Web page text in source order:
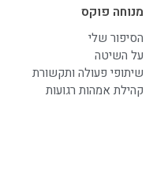
מנוחה פוקס
הסיפור שלי
על השיטה
שיתופי פעולה ותקשורת
קהילת אמהות רגועות